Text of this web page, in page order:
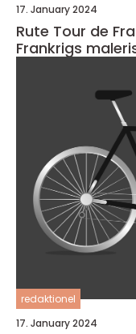
17. January 2024
Rute Tour de
Frankrigs
redaktionel
17. January 2024